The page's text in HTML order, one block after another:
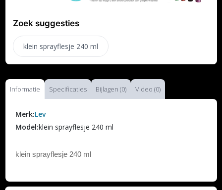
Zoek suggesties
klein sprayflesje 240 ml
Informatie Specificaties Bijlagen (0) Video (0)
Merk:Lev
Model:klein sprayflesje 240 ml
klein sprayflesje 240 ml